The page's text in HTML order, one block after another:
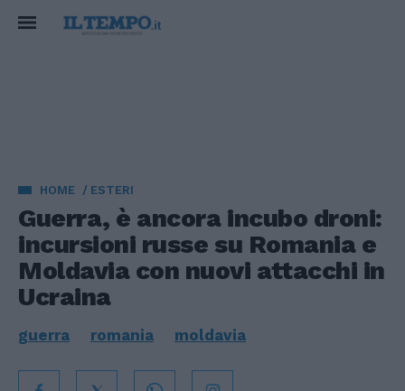
HOME ESTERI
Guerra, è ancora incubo droni:
incursioni russe su Romania e
Moldavia con nuovi attacchi in
Ucraina
guerra romania moldavia